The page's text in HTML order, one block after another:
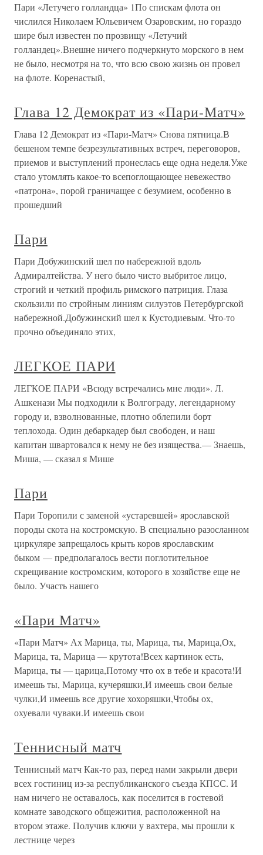
Пари «Летучего голландца» 1По спискам флота он
числился Николаем Юльевичем Озаровским, но гораздо
шире был известен по прозвищу «Летучий
голландец».Внешне ничего подчеркнуто морского в нем
не было, несмотря на то, что всю свою жизнь он провел
на флоте. Коренастый,
Глава 12 Демократ из «Пари-Матч»
Глава 12 Демократ из «Пари-Матч» Снова пятница.В
бешеном темпе безрезультативных встреч, переговоров,
приемов и выступлений пронеслась еще одна неделя.Уже
стало утомлять какое-то всепоглощающее невежество
«патрона», порой граничащее с безумием, особенно в
прошедший
Пари
Пари Добужинский шел по набережной вдоль
Адмиралтейства. У него было чисто выбритое лицо,
строгий и четкий профиль римского патриция. Глаза
скользили по стройным линиям силуэтов Петербургской
набережной.Добужинский шел к Кустодиевым. Что-то
прочно объединяло этих,
ЛЕГКОЕ ПАРИ
ЛЕГКОЕ ПАРИ «Всюду встречались мне люди». Л.
Ашкенази Мы подходили к Волгограду, легендарному
городу и, взволнованные, плотно облепили борт
теплохода. Один дебаркадер был свободен, и наш
капитан швартовался к нему не без изящества.— Знаешь,
Миша, — сказал я Мише
Пари
Пари Торопили с заменой «устаревшей» ярославской
породы скота на костромскую. В специально разосланном
циркуляре запрещалось крыть коров ярославским
быком — предполагалось вести поглотительное
скрещивание костромским, которого в хозяйстве еще не
было. Участь нашего
«Пари Матч»
«Пари Матч» Ах Марица, ты, Марица, ты, Марица,Ох,
Марица, та, Марица — крутота!Всех картинок есть,
Марица, ты — царица,Потому что ох в тебе и красота!И
имеешь ты, Марица, кучеряшки,И имеешь свои белые
чулки,И имеешь все другие хохоряшки,Чтобы ох,
охуевали чуваки.И имеешь свои
Теннисный матч
Теннисный матч Как-то раз, перед нами закрыли двери
всех гостиниц из-за республиканского съезда КПСС. И
нам ничего не оставалось, как поселится в гостевой
комнате заводского общежития, расположенной на
втором этаже. Получив ключи у вахтера, мы прошли к
лестнице через